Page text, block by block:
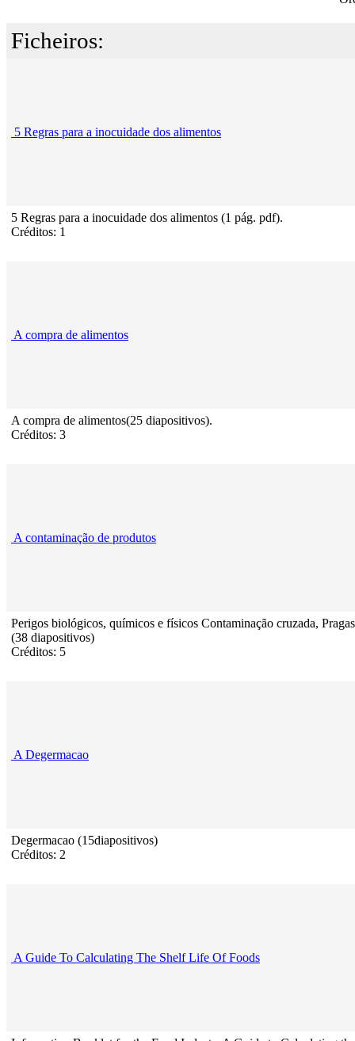
Ficheiros:
5 Regras para a inocuidade dos alimentos
5 Regras para a inocuidade dos alimentos (1 pág. pdf).
Créditos: 1
A compra de alimentos
A compra de alimentos(25 diapositivos).
Créditos: 3
A contaminação de produtos
Perigos biológicos, químicos e físicos Contaminação cruzada, Pragas
(38 diapositivos)
Créditos: 5
A Degermacao
Degermacao (15diapositivos)
Créditos: 2
A Guide To Calculating The Shelf Life Of Foods